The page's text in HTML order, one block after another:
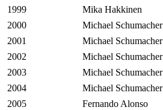
1999
Mika Hakkinen
2000
Michael Schumacher
2001
Michael Schumacher
2002
Michael Schumacher
2003
Michael Schumacher
2004
Michael Schumacher
2005
Fernando Alonso